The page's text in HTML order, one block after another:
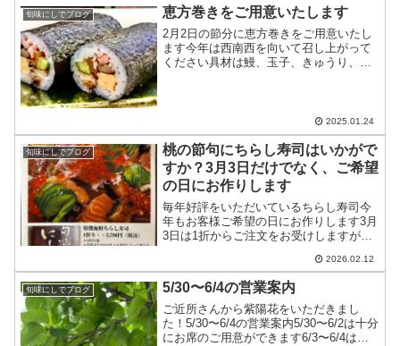
旬味にしでブログ 恵方巻きをご用意いたします
2月2日の節分に恵方巻きをご用意いたし
ます今年は西南西を向いて召し上がって
ください具材は鰻、玉子、きゅうり、か
2025.01.24
旬味にしでブログ
桃の節句にちらし寿司はいかがで
すか？3月3日だけでなく、ご希望
の日にお作りします
毎年好評をいただいているちらし寿司今
年もお客様ご希望の日にお作りします3月
3日は1折からご注文をお受けしますが、
ます3日前までにご予約下さいアレルギー
や苦手な食材がある場合は予約時にお知
らせ下さい
2026.02.12
旬味にしでブログ 5/30〜6/4の営業案内
ご近所さんから紫陽花をいただきまし
た！5/30〜6/4の営業案内5/30〜6/2は十分
にお席のご用意ができます6/3〜6/4はお